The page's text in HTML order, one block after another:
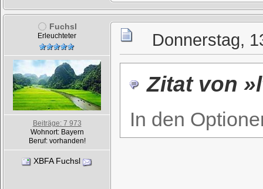
Fuchsl
Erleuchteter
Beiträge: 7 973
Wohnort: Bayern
Beruf: vorhanden!
XBFA Fuchsl
Donnerstag,
Zitat von
In den